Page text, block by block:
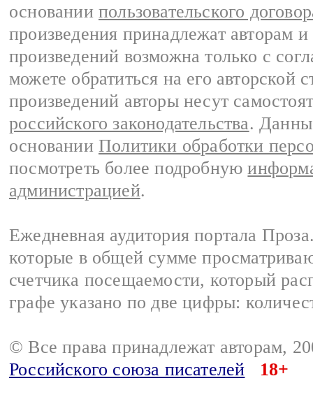
основании пользовательского
произведения принадлежат авторам
произведений возможна только с
можете обратиться на его авторской
произведений авторы несут
российского законодательства.
основании Политики обработки
посмотреть более подробную
администрацией.
Ежедневная аудитория портала
которые в общей сумме
счетчика посещаемости, который
графе указано по две цифры:
© Все права принадлежат авторам,
Российского союза писателей
18+